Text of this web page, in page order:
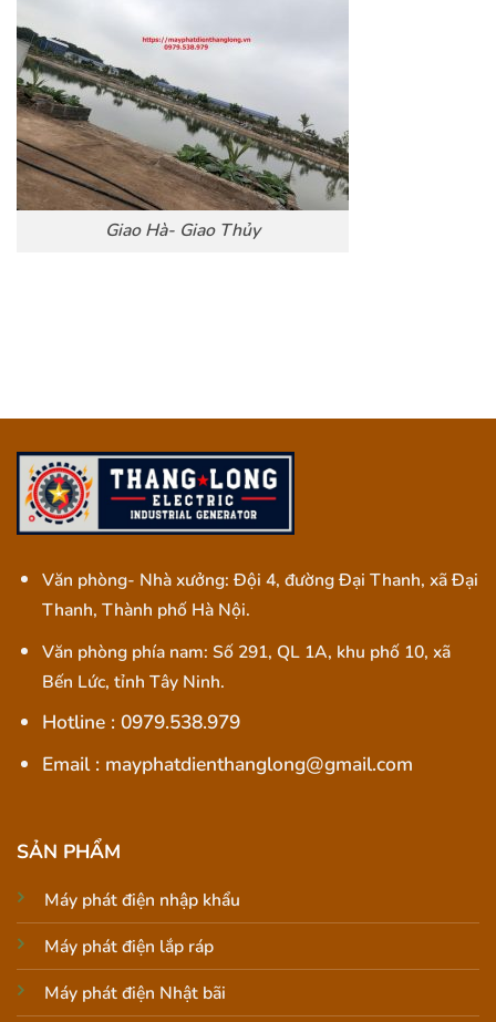
Giao Hà- Giao Thủy
Văn phòng- Nhà xưởng: Đội 4, đường Đại Thanh, xã Đại
Thanh, Thành phố Hà Nội.
Văn phòng phía nam: Số 291, QL 1A, khu phố 10, xã
Bến Lức, tỉnh Tây Ninh.
Hotline : 0979.538.979
Email : mayphatdienthanglong@gmail.com
SẢN PHẨM
Máy phát điện nhập khẩu
Máy phát điện lắp ráp
Máy phát điện Nhật bãi